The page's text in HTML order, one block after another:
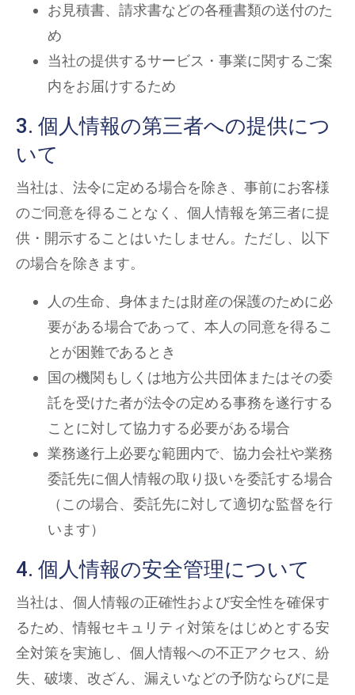
お見積書、請求書などの各種書類の送付のた
め
当社の提供するサービス・事業に関するご案
内をお届けするため
3. 個人情報の第三者への提供につ
いて
当社は、法令に定める場合を除き、事前にお客様
のご同意を得ることなく、個人情報を第三者に提
供・開示することはいたしません。ただし、以下
の場合を除きます。
人の生命、身体または財産の保護のために必
要がある場合であって、本人の同意を得るこ
とが困難であるとき
国の機関もしくは地方公共団体またはその委
託を受けた者が法令の定める事務を遂行する
ことに対して協力する必要がある場合
業務遂行上必要な範囲内で、協力会社や業務
委託先に個人情報の取り扱いを委託する場合
（この場合、委託先に対して適切な監督を行
います）
4. 個人情報の安全管理について
当社は、個人情報の正確性および安全性を確保す
るため、情報セキュリティ対策をはじめとする安
全対策を実施し、個人情報への不正アクセス、紛
失、破壊、改ざん、漏えいなどの予防ならびに是